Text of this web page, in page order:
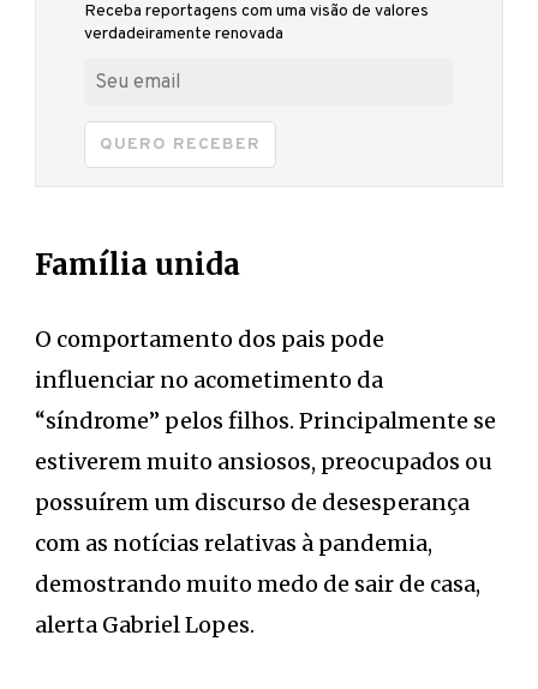
Receba reportagens com uma visão de valores
verdadeiramente renovada
QUERO RECEBER
Família unida
O comportamento dos pais pode
influenciar no acometimento da
“síndrome” pelos filhos. Principalmente se
estiverem muito ansiosos, preocupados ou
possuírem um discurso de desesperança
com as notícias relativas à pandemia,
demostrando muito medo de sair de casa,
alerta Gabriel Lopes.